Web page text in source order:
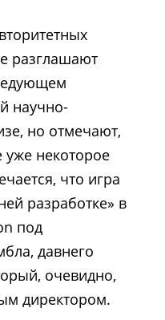
разглашают
научно-
но отмечают,
уже некоторое
что игра
разработке» в
под
давнего
очевидно,
директором.